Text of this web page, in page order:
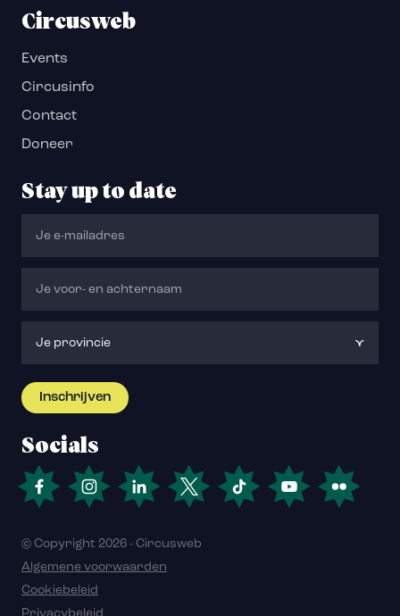
Circusweb
Events
Circusinfo
Contact
Doneer
Stay up to date
Socials
© Copyright 2026 - Circusweb
Algemene voorwaarden
Cookiebeleid